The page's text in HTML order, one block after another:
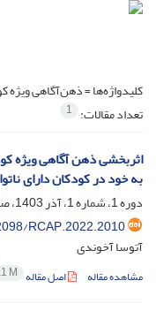
کلیدواژه‌ها =ذهن‌آگاهی ویژه
تعداد مقالات: 1
اثربخشی ذهن آگاهی ویژه
به خود در کودکان دارای
دوره 1، شماره 1، آذر 1403، صفحه
RCAP.2022.2010
آتوسا آخوندی
مشاهده مقاله اصل مقاله M